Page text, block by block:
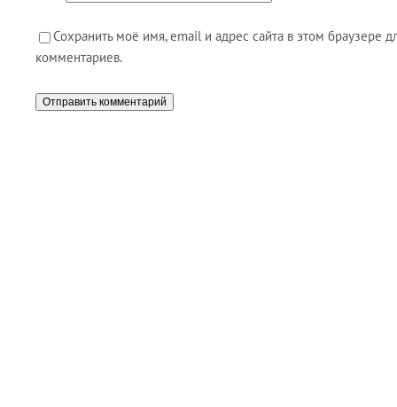
Сохранить моё имя, email и адрес сайта в этом браузере
комментариев.